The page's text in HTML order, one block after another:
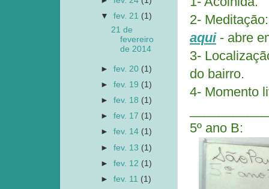
2-
aqui- abre
3-
do bairro.
4- Momento
5º ano B:
▼fev. 21 (1)
21 de
fevereiro
de 2014
►fev. 20 (1)
►fev. 19 (1)
►fev. 18 (1)
►fev. 17 (1)
►fev. 14 (1)
►fev. 13 (1)
►fev. 12 (1)
►fev. 11 (1)